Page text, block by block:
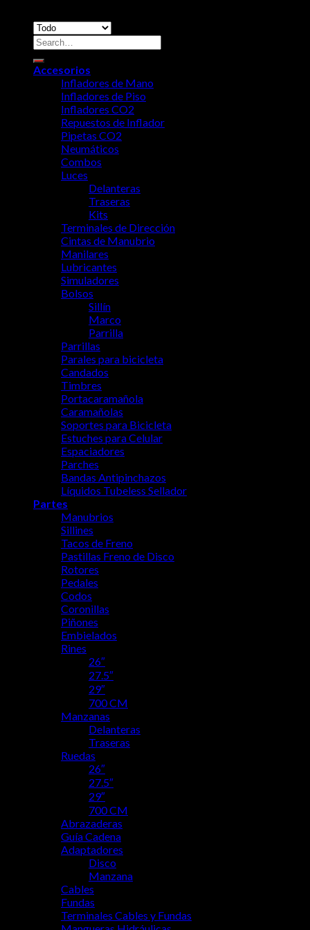
Accesorios
Infladores de Mano
Infladores de Piso
Infladores CO2
Repuestos de Inflador
Pipetas CO2
Neumáticos
Combos
Luces
Delanteras
Traseras
Kits
Terminales de Dirección
Cintas de Manubrio
Manilares
Lubricantes
Simuladores
Bolsos
Sillín
Marco
Parrilla
Parrillas
Parales para bicicleta
Candados
Timbres
Portacaramañola
Caramañolas
Soportes para Bicicleta
Estuches para Celular
Espaciadores
Parches
Bandas Antipinchazos
Líquidos Tubeless Sellador
Partes
Manubrios
Sillines
Tacos de Freno
Pastillas Freno de Disco
Rotores
Pedales
Codos
Coronillas
Piñones
Embielados
Rines
26″
27.5″
29″
700 CM
Manzanas
Delanteras
Traseras
Ruedas
26″
27.5″
29″
700 CM
Abrazaderas
Guía Cadena
Adaptadores
Disco
Manzana
Cables
Fundas
Terminales Cables y Fundas